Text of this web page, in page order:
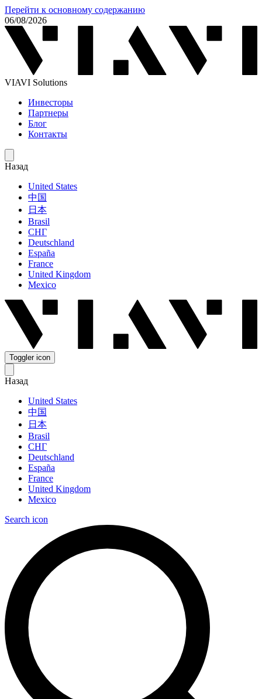
Перейти к основному содержанию
06/08/2026
VIAVI Solutions
Инвесторы
Партнеры
Блог
Контакты
Назад
United States
中国
日本
Brasil
СНГ
Deutschland
España
France
United Kingdom
Mexico
Toggler icon
Назад
United States
中国
日本
Brasil
СНГ
Deutschland
España
France
United Kingdom
Mexico
Search icon